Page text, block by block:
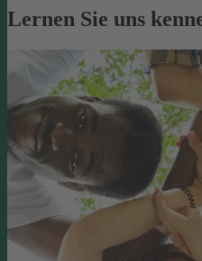
Lernen Sie uns